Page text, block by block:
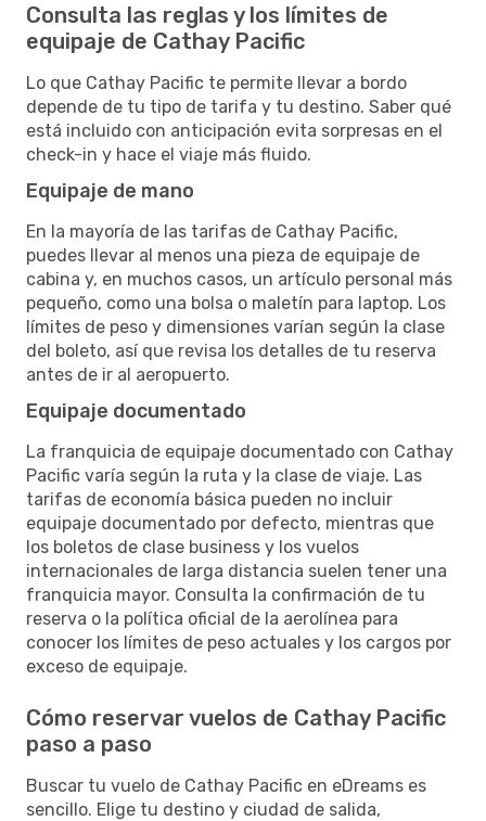
Consulta las reglas y los límites de
equipaje de Cathay Pacific
Lo que Cathay Pacific te permite llevar a bordo
depende de tu tipo de tarifa y tu destino. Saber qué
está incluido con anticipación evita sorpresas en el
check-in y hace el viaje más fluido.
Equipaje de mano
En la mayoría de las tarifas de Cathay Pacific,
puedes llevar al menos una pieza de equipaje de
cabina y, en muchos casos, un artículo personal más
pequeño, como una bolsa o maletín para laptop. Los
límites de peso y dimensiones varían según la clase
del boleto, así que revisa los detalles de tu reserva
antes de ir al aeropuerto.
Equipaje documentado
La franquicia de equipaje documentado con Cathay
Pacific varía según la ruta y la clase de viaje. Las
tarifas de economía básica pueden no incluir
equipaje documentado por defecto, mientras que
los boletos de clase business y los vuelos
internacionales de larga distancia suelen tener una
franquicia mayor. Consulta la confirmación de tu
reserva o la política oficial de la aerolínea para
conocer los límites de peso actuales y los cargos por
exceso de equipaje.
Cómo reservar vuelos de Cathay Pacific
paso a paso
Buscar tu vuelo de Cathay Pacific en eDreams es
sencillo. Elige tu destino y ciudad de salida,